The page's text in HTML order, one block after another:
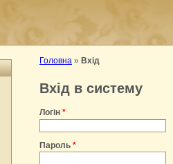
Головна » Вхід
Вхід в систему
Логін *
Пароль *